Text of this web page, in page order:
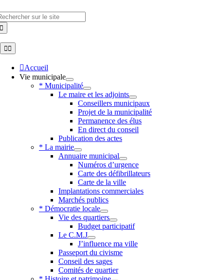
to
content
Toggle
Navigation
Accueil
Vie municipale
* Municipalité
Le maire et les adjoints
Conseillers municipaux
Projet de la municipalité
Permanence des élus
En direct du conseil
Publication des actes
* La mairie
Annuaire municipal
Numéros d’urgence
Carte des défibrillateurs
Carte de la ville
Implantations commerciales
Marchés publics
* Démocratie locale
Vie des quartiers
Budget participatif
Le C.M.J
J’influence ma ville
Passeport du civisme
Conseil des sages
Comités de quartier